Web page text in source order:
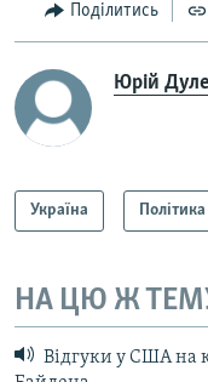
Поділитись
Юрій
Україна Політика
НА ЦЮ Ж
Відгуки у США на